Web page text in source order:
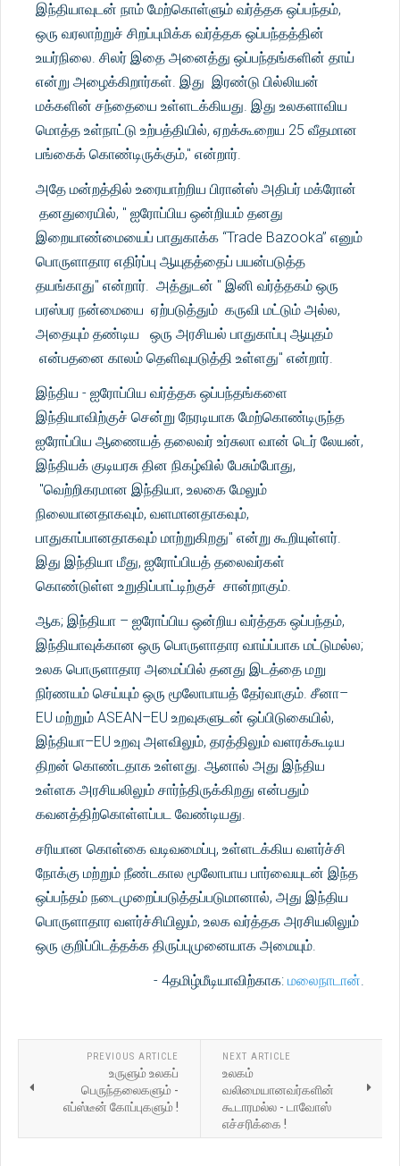
இந்தியாவுடன் நாம் மேற்கொள்ளும் வர்த்தக ஒப்பந்தம்,
ஒரு வரலாற்றுச் சிறப்புமிக்க வர்த்தக ஒப்பந்தத்தின்
உயர்நிலை. சிலர் இதை அனைத்து ஒப்பந்தங்களின் தாய்
என்று அழைக்கிறார்கள். இது இரண்டு பில்லியன்
மக்களின் சந்தையை உள்ளடக்கியது. இது உலகளாவிய
மொத்த உள்நாட்டு உற்பத்தியில், ஏறக்கூறைய 25 வீதமான
பங்கைக் கொண்டிருக்கும்," என்றார்.
அதே மன்றத்தில் உரையாற்றிய பிரான்ஸ் அதிபர் மக்ரோன்
தனதுரையில், " ஐரோப்பிய ஒன்றியம் தனது
இறையாண்மையைப் பாதுகாக்க “Trade Bazooka” எனும்
பொருளாதார எதிர்ப்பு ஆயுதத்தைப் பயன்படுத்த
தயங்காது" என்றார். அத்துடன் " இனி வர்த்தகம் ஒரு
பரஸ்பர நன்மையை ஏற்படுத்தும் கருவி மட்டும் அல்ல,
அதையும் தண்டிய ஒரு அரசியல் பாதுகாப்பு ஆயுதம்
என்பதனை காலம் தெளிவுபடுத்தி உள்ளது" என்றார்.
இந்திய - ஐரோப்பிய வர்த்தக ஒப்பந்தங்களை
இந்தியாவிற்குச் சென்று நேரடியாக மேற்கொண்டிருந்த
ஐரோப்பிய ஆணையத் தலைவர் உர்சுலா வான் டெர் லேயன்,
இந்தியக் குடியரசு தின நிகழ்வில் பேசும்போது,
"வெற்றிகரமான இந்தியா, உலகை மேலும்
நிலையானதாகவும், வளமானதாகவும்,
பாதுகாப்பானதாகவும் மாற்றுகிறது" என்று கூறியுள்ளர்.
இது இந்தியா மீது, ஐரோப்பியத் தலைவர்கள்
கொண்டுள்ள உறுதிப்பாட்டிற்குச் சான்றாகும்.
ஆக; இந்தியா – ஐரோப்பிய ஒன்றிய வர்த்தக ஒப்பந்தம்,
இந்தியாவுக்கான ஒரு பொருளாதார வாய்ப்பாக மட்டுமல்ல;
உலக பொருளாதார அமைப்பில் தனது இடத்தை மறு
நிர்ணயம் செய்யும் ஒரு மூலோபாயத் தேர்வாகும். சீனா–
EU மற்றும் ASEAN–EU உறவுகளுடன் ஒப்பிடுகையில்,
இந்தியா–EU உறவு அளவிலும், தரத்திலும் வளரக்கூடிய
திறன் கொண்டதாக உள்ளது. ஆனால் அது இந்திய
உள்ளக அரசியலிலும் சார்ந்திருக்கிறது என்பதும்
கவனத்திற்கொள்ளப்பட வேண்டியது.
சரியான கொள்கை வடிவமைப்பு, உள்ளடக்கிய வளர்ச்சி
நோக்கு மற்றும் நீண்டகால மூலோபாய பார்வையுடன் இந்த
ஒப்பந்தம் நடைமுறைப்படுத்தப்படுமானால், அது இந்திய
பொருளாதார வளர்ச்சியிலும், உலக வர்த்தக அரசியலிலும்
ஒரு குறிப்பிடத்தக்க திருப்புமுனையாக அமையும்.
- 4தமிழ்மீடியாவிற்காக: மலைநாடான்.
PREVIOUS ARTICLE
உருளும் உலகப்
பெருந்தலைகளும் -
எப்ஸ்டீன் கோப்புகளும் !
NEXT ARTICLE
உலகம்
வலிமையானவர்களின்
கூடாரமல்ல - டாவோஸ்
எச்சரிக்கை !